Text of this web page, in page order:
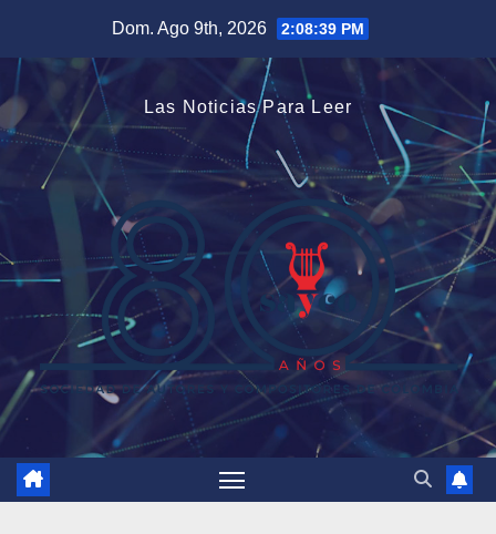
contenido
Dom. Ago 9th, 2026 2:08:40 PM
Las Noticias Para Leer